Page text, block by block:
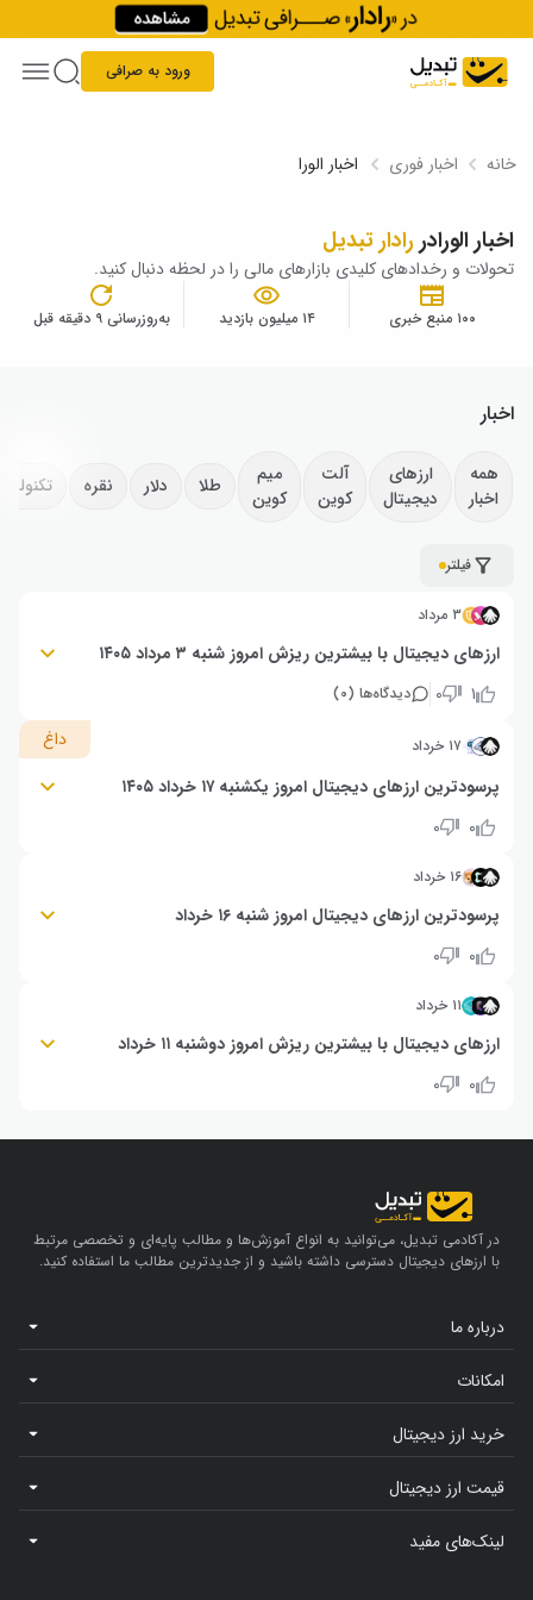
Skip to content
ورود به صرافی
خانه اخبار فوری اخبار الورا
اخبار الورادر رادار تبدیل
تحولات و رخدادهای کلیدی بازارهای مالی را در لحظه دنبال کنید.
۱۰۰ منبع خبری ۱۴ میلیون بازدید به‌روزرسانی ۹ دقیقه قبل
اخبار
همه
اخبار
ارزهای
دیجیتال
آلت
کوین
میم
کوین
طلا دلار نقره
فیلتر
۳ مرداد
ارزهای دیجیتال با بیشترین ریزش امروز شنبه ۳ مرداد ۱۴۰۵
الورا (ALLO): ۲۶٪- | هانا نتورک (HANA): ۱۹٪- | یوزلس نتورک (USELESS): ۱۶٪-
۱ ۰ دیدگاه‌ها (۰)
۱۷ خرداد
داغ
پرسودترین ارزهای دیجیتال امروز یکشنبه ۱۷ خرداد ۱۴۰۵
۴۴٪+
۰ ۰
۱۶ خرداد
پرسودترین ارزهای دیجیتال امروز شنبه ۱۶ خرداد
الورا (ALLO): ۳۷٪+ | کیبوشیب (KIBSHI): ۲۹٪+ | بابیلون (BABY): ۲۸٪+
۰ ۰
۱۱ خرداد
ارزهای دیجیتال با بیشترین ریزش امروز دوشنبه ۱۱ خرداد
دریفت (DRIFT): ۲۰٪- | اورا (ALLO): ۱۹٪- | استراتیس (STRAX): ۱۷٪-
۰ ۰
در آکادمی تبدیل، می‌توانید به انواع آموزش‌ها و مطالب پایه‌ای و تخصصی مرتبط
با ارزهای دیجیتال دسترسی داشته باشید و از جدیدترین مطالب ما استفاده کنید.
درباره ما
امکانات
خرید ارز دیجیتال
قیمت ارز دیجیتال
لینک‌های مفید